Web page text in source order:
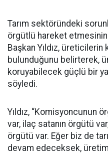
Tarım sektöründeki
örgütlü hareket
Başkan Yıldız, üreticilerin
bulunduğunu belirterek,
koruyabilecek güçlü bir
söyledi.
Yıldız, “Komisyoncunun
var, ilaç satanın örgütü
örgütü var. Eğer biz de
devam edeceksek,